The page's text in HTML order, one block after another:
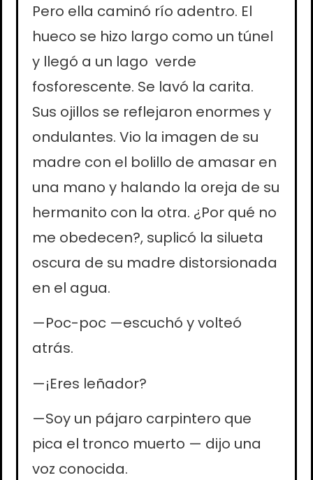
Pero ella caminó río adentro. El
hueco se hizo largo como un túnel
y llegó a un lago verde
fosforescente. Se lavó la carita.
Sus ojillos se reflejaron enormes y
ondulantes. Vio la imagen de su
madre con el bolillo de amasar en
una mano y halando la oreja de su
hermanito con la otra. ¿Por qué no
me obedecen?, suplicó la silueta
oscura de su madre distorsionada
en el agua.
—Poc-poc —escuchó y volteó
atrás.
—¡Eres leñador?
—Soy un pájaro carpintero que
pica el tronco muerto — dijo una
voz conocida.